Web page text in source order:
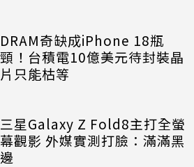
DRAM奇缺成iPhone 18瓶
頸！台積電10億美元待封裝晶
片只能枯等
三星Galaxy Z Fold8主打全螢
幕觀影 外媒實測打臉：滿滿黑
邊